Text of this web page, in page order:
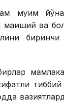
муҳим
маиший ва